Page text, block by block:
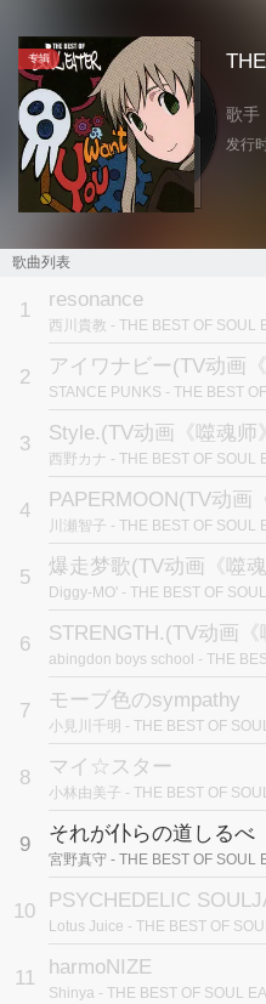
专辑
歌手
发行
歌曲列表
1 resonance
西川貴教 - THE BEST OF SOUL
2 アイワナビー(TV动画《噬魂师》
STANCE PUNKS - THE BEST
3 Style.(TV动画《噬魂师》ED2 / TV
西野カナ - THE BEST OF SOUL
4 PAPERMOON(TV动画
川瀬智子 - THE BEST OF SOUL
5 爆走梦歌(TV动画《噬魂师》ED3
Diggy-MO' - THE BEST OF
6 STRENGTH.(TV动画《
abingdon boys school - THE
7 モーブ色のsympathy
小見川千明 - THE BEST OF
8 マイ☆スター
小林由美子 - THE BEST OF
9 それが仆らの道しるべ
宮野真守 - THE BEST OF SOUL
10 PSYCHEDELIC
Lotus Juice - THE BEST OF
11 harmoNIZE
Shinya - THE BEST OF SOUL